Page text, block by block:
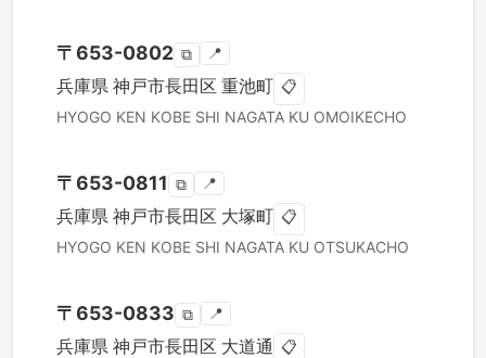
〒653-0802 ⧉ 📍
兵庫県 神戸市長田区 重池町 📋
HYOGO KEN KOBE SHI NAGATA KU OMOIKECHO
〒653-0811 ⧉ 📍
兵庫県 神戸市長田区 大塚町 📋
HYOGO KEN KOBE SHI NAGATA KU OTSUKACHO
〒653-0833 ⧉ 📍
兵庫県 神戸市長田区 大道通 📋